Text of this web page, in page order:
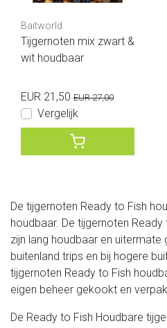
Baitworld
Tijgernoten mix zwart &
wit houdbaar
EUR 21,50 EUR 27,00
Vergelijk
De tijgernoten Ready to Fish
houdbaar. De tijgernoten
zijn lang houdbaar en
buitenland trips en bij hogere
tijgernoten Ready to Fish
eigen beheer gekookt en
De Ready to Fish Houdbare